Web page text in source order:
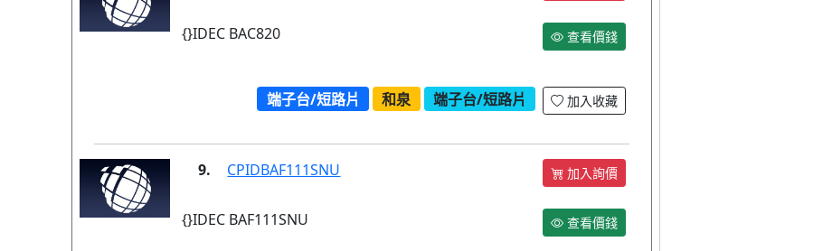
{}IDEC BAC820 查看價錢
端子台/短路片 和泉 端子台/短路片 加入收藏
9. CPIDBAF111SNU 加入詢價
{}IDEC BAF111SNU 查看價錢